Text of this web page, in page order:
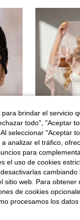
Tocado boho hecho a mano con cuentas en blanco y negro, cadena para la cabeza de novia, accesorio para el cabello de mujer adecuado para boda y fiesta
#Fiesta
2 Left
16,70€
brindar el servicio
todo", "Aceptar
seleccionar "Aceptar
analizar el tráfico,
para
el uso de cookies
cambiando
sitio web. Para obtener
de cookies
procesamos los datos